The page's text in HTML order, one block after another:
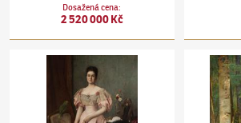
Dosažená cena:
2 520 000 Kč
Václav Brožík(1851–1901)Podobizna hraběnky Marie
Václav Brožík